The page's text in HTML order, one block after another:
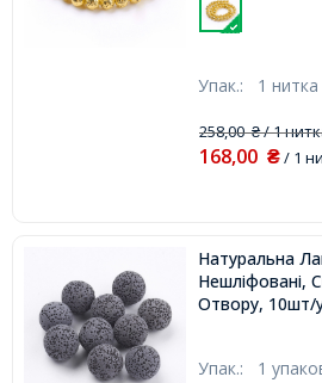
Упак.: 1 нитка
258,00₴/ 1
168,00 ₴/ 1
Натуральна
Нешліфовані,
Отвору, 10шт/
Упак.: 1